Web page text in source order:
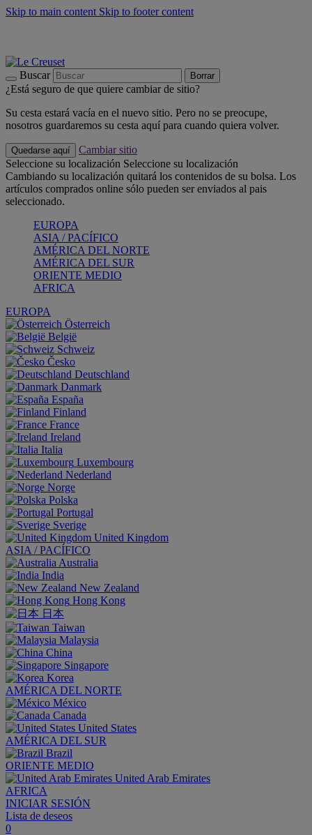
Skip to main content Skip to footer content
Buscar Borrar
¿Está seguro de que quiere cambiar de sitio?
Su cesta estará vacía en el nuevo sitio. Pero no se preocupe,
nosotros guardaremos su cesta aquí para cuando quiera volver.
Quedarse aquí
Cambiar sitio
Seleccione su localización Seleccione su localización
Cambiando su localización quitará los contenidos de su bolsa. Los
artículos comprados online sólo pueden ser enviados al pais
seleccionado.
EUROPA
ASIA / PACÍFICO
AMÉRICA DEL NORTE
AMÉRICA DEL SUR
ORIENTE MEDIO
AFRICA
EUROPA
Österreich
België
Schweiz
Česko
Deutschland
Danmark
España
Finland
France
Ireland
Italia
Luxembourg
Nederland
Norge
Polska
Portugal
Sverige
United Kingdom
ASIA / PACÍFICO
Australia
India
New Zealand
Hong Kong
日本
Taiwan
Malaysia
China
Singapore
Korea
AMÉRICA DEL NORTE
México
Canada
United States
AMÉRICA DEL SUR
Brazil
ORIENTE MEDIO
United Arab Emirates
AFRICA
INICIAR SESIÓN
Lista de deseos
0